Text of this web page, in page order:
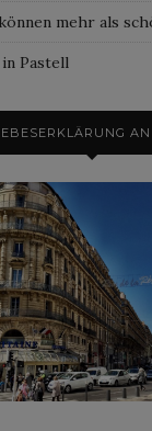
mehr als
Pastell